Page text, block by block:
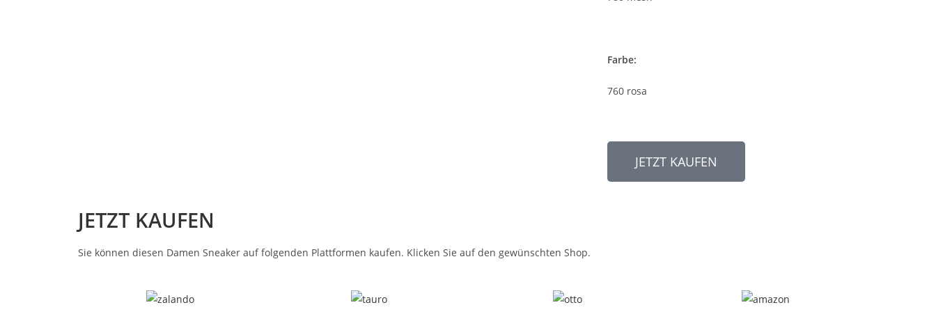
Farbe:
760 rosa
JETZT KAUFEN
JETZT KAUFEN
Sie können diesen Damen Sneaker auf folgenden Plattformen kaufen. Klicken Sie auf den gewünschten Shop.